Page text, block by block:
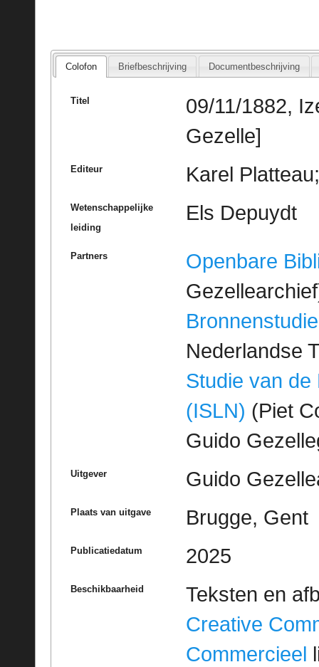
Colofon Briefbeschrijving Documentbeschrijving
Titel
09/11/1882,
Gezelle]
Editeur Karel
Wetenschappelijke
leiding
Els Depuydt
Partners
Openbare
Bronnenstudie
Nederlandse
Studie van de
(ISLN) (Piet
Guido
Uitgever Guido
Plaats van uitgave Brugge, Gent
Publicatiedatum 2025
Beschikbaarheid
Teksten en
Creative
Commercieel